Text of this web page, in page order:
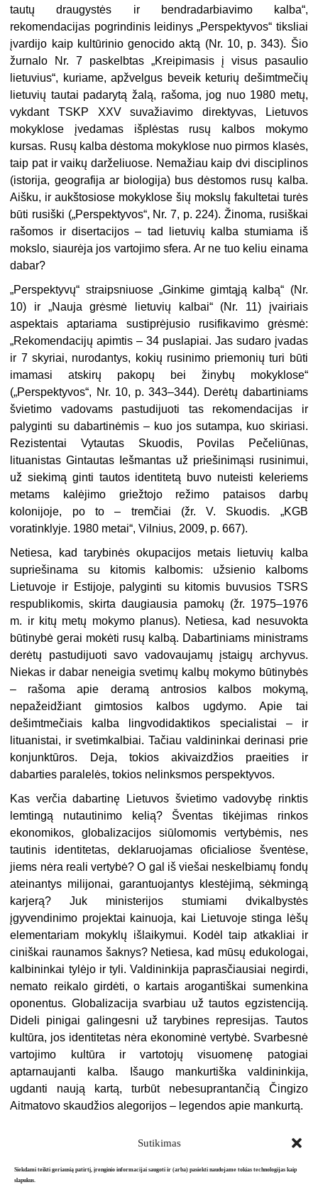
Sutikimas
Siekdami teikti geriausią patirtį, įrenginio informacijai saugoti ir (arba) pasiekti naudojame tokias technologijas kaip
slapukus.
tautų draugystės ir bendradarbiavimo kalba“,
rekomendacijas pogrindinis leidinys „Perspektyvos“ tiksliai
įvardijo kaip kultūrinio genocido aktą (Nr. 10, p. 343). Šio
žurnalo Nr. 7 paskelbtas „Kreipimasis į visus pasaulio
lietuvius“, kuriame, apžvelgus beveik keturių dešimtmečių
lietuvių tautai padarytą žalą, rašoma, jog nuo 1980 metų,
vykdant TSKP XXV suvažiavimo direktyvas, Lietuvos
mokyklose įvedamas išplėstas rusų kalbos mokymo
kursas. Rusų kalba dėstoma mokyklose nuo pirmos klasės,
taip pat ir vaikų darželiuose. Nemažiau kaip dvi disciplinos
(istorija, geografija ar biologija) bus dėstomos rusų kalba.
Aišku, ir aukštosiose mokyklose šių mokslų fakultetai turės
būti rusiški („Perspektyvos“, Nr. 7, p. 224). Žinoma, rusiškai
rašomos ir disertacijos – tad lietuvių kalba stumiama iš
mokslo, siaurėja jos vartojimo sfera. Ar ne tuo keliu einama
dabar?
„Perspektyvų“ straipsniuose „Ginkime gimtąją kalbą“ (Nr.
10) ir „Nauja grėsmė lietuvių kalbai“ (Nr. 11) įvairiais
aspektais aptariama sustiprėjusio rusifikavimo grėsmė:
„Rekomendacijų apimtis – 34 puslapiai. Jas sudaro įvadas
ir 7 skyriai, nurodantys, kokių rusinimo priemonių turi būti
imamasi atskirų pakopų bei žinybų mokyklose“
(„Perspektyvos“, Nr. 10, p. 343–344). Derėtų dabartiniams
švietimo vadovams pastudijuoti tas rekomendacijas ir
palyginti su dabartinėmis – kuo jos sutampa, kuo skiriasi.
Rezistentai Vytautas Skuodis, Povilas Pečeliūnas,
lituanistas Gintautas Iešmantas už priešinimąsi rusinimui,
už siekimą ginti tautos identitetą buvo nuteisti keleriems
metams kalėjimo griežtojo režimo pataisos darbų
kolonijoje, po to – tremčiai (žr. V. Skuodis. „KGB
voratinklyje. 1980 metai“, Vilnius, 2009, p. 667).
Netiesa, kad tarybinės okupacijos metais lietuvių kalba
supriešinama su kitomis kalbomis: užsienio kalboms
Lietuvoje ir Estijoje, palyginti su kitomis buvusios TSRS
respublikomis, skirta daugiausia pamokų (žr. 1975–1976
m. ir kitų metų mokymo planus). Netiesa, kad nesuvokta
būtinybė gerai mokėti rusų kalbą. Dabartiniams ministrams
derėtų pastudijuoti savo vadovaujamų įstaigų archyvus.
Niekas ir dabar neneigia svetimų kalbų mokymo būtinybės
– rašoma apie deramą antrosios kalbos mokymą,
nepažeidžiant gimtosios kalbos ugdymo. Apie tai
dešimtmečiais kalba lingvodidaktikos specialistai – ir
lituanistai, ir svetimkalbiai. Tačiau valdininkai derinasi prie
konjunktūros. Deja, tokios akivaizdžios praeities ir
dabarties paralelės, tokios nelinksmos perspektyvos.
Kas verčia dabartinę Lietuvos švietimo vadovybę rinktis
lemtingą nutautinimo kelią? Šventas tikėjimas rinkos
ekonomikos, globalizacijos siūlomomis vertybėmis, nes
tautinis identitetas, deklaruojamas oficialiose šventėse,
jiems nėra reali vertybė? O gal iš viešai neskelbiamų fondų
ateinantys milijonai, garantuojantys klestėjimą, sėkmingą
karjerą? Juk ministerijos stumiami dvikalbystės
įgyvendinimo projektai kainuoja, kai Lietuvoje stinga lėšų
elementariam mokyklų išlaikymui. Kodėl taip atkakliai ir
ciniškai raunamos šaknys? Netiesa, kad mūsų edukologai,
kalbininkai tylėjo ir tyli. Valdininkija paprasčiausiai negirdi,
nemato reikalo girdėti, o kartais arogantiškai sumenkina
oponentus. Globalizacija svarbiau už tautos egzistenciją.
Dideli pinigai galingesni už tarybines represijas. Tautos
kultūra, jos identitetas nėra ekonominė vertybė. Svarbesnė
vartojimo kultūra ir vartotojų visuomenę patogiai
aptarnaujanti kalba. Išaugo mankurtiška valdininkija,
ugdanti naują kartą, turbūt nebesuprantančią Čingizo
Aitmatovo skaudžios alegorijos – legendos apie mankurtą.